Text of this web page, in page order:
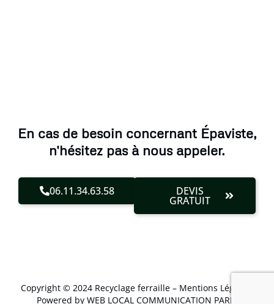
En cas de besoin concernant Épaviste,
n'hésitez pas à nous appeler.
06.11.34.63.58 DEVIS
GRATUIT
Copyright © 2024 Recyclage ferraille – Mentions Légales
Powered by WEB LOCAL COMMUNICATION PARIS